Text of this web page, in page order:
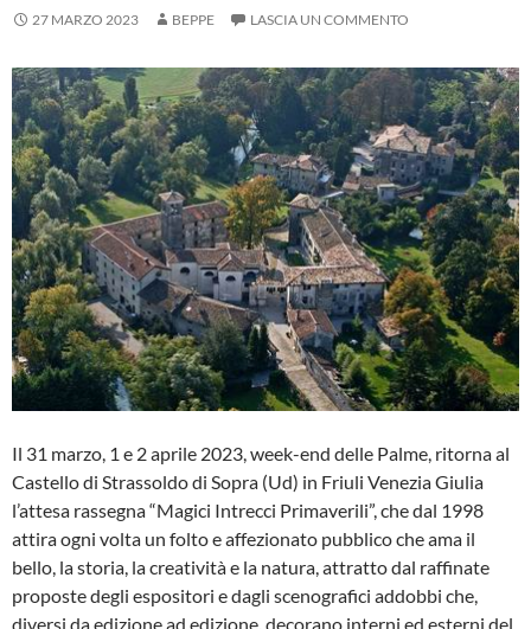
27 MARZO 2023 BEPPE LASCIA UN COMMENTO
Il 31 marzo, 1 e 2 aprile 2023, week-end delle Palme, ritorna al
Castello di Strassoldo di Sopra (Ud) in Friuli Venezia Giulia
l’attesa rassegna “Magici Intrecci Primaverili”, che dal 1998
attira ogni volta un folto e affezionato pubblico che ama il
bello, la storia, la creatività e la natura, attratto dal raffinate
proposte degli espositori e dagli scenografici addobbi che,
diversi da edizione ad edizione, decorano interni ed esterni del